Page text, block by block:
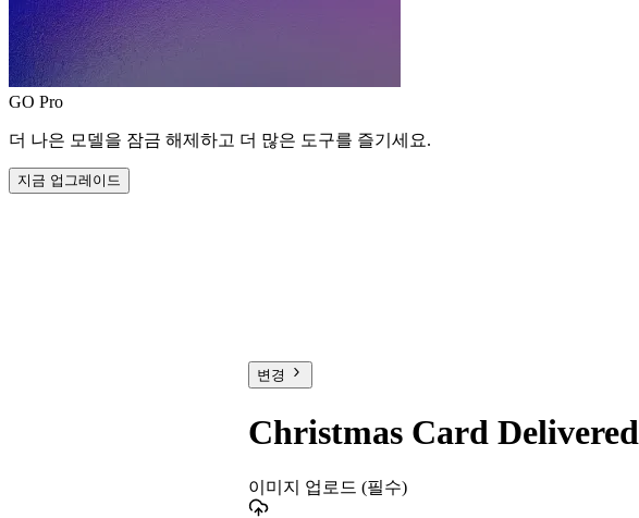
GO Pro
더 나은 모델을 잠금 해제하고 더 많은 도구를 즐기세요.
지금 업그레이드
변경
Christmas Card Delivered
이미지 업로드 (필수)